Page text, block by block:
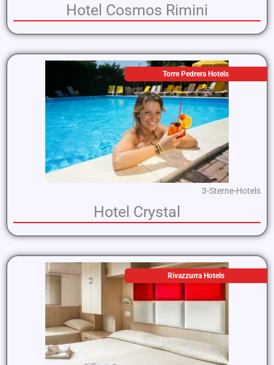
Hotel Cosmos Rimini
Torre Pedrera Hotels
3-Sterne-Hotels
Hotel Crystal
Rivazzurra Hotels